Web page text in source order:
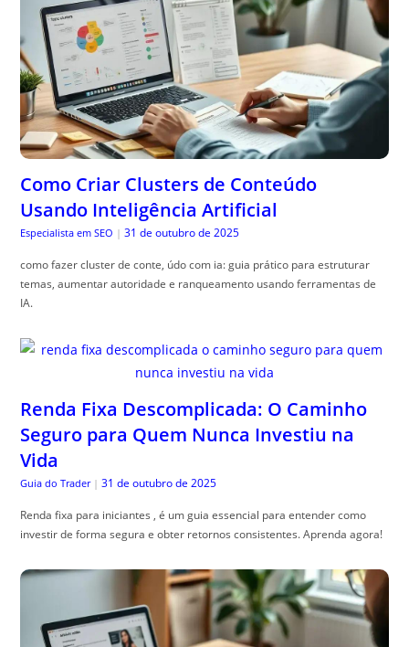
Como Criar Clusters de Conteúdo
Usando Inteligência Artificial
Especialista em SEO | 31 de outubro de 2025
como fazer cluster de conte, údo com ia: guia prático para estruturar
temas, aumentar autoridade e ranqueamento usando ferramentas de
IA.
Renda Fixa Descomplicada: O Caminho
Seguro para Quem Nunca Investiu na
Vida
Guia do Trader | 31 de outubro de 2025
Renda fixa para iniciantes , é um guia essencial para entender como
investir de forma segura e obter retornos consistentes. Aprenda agora!